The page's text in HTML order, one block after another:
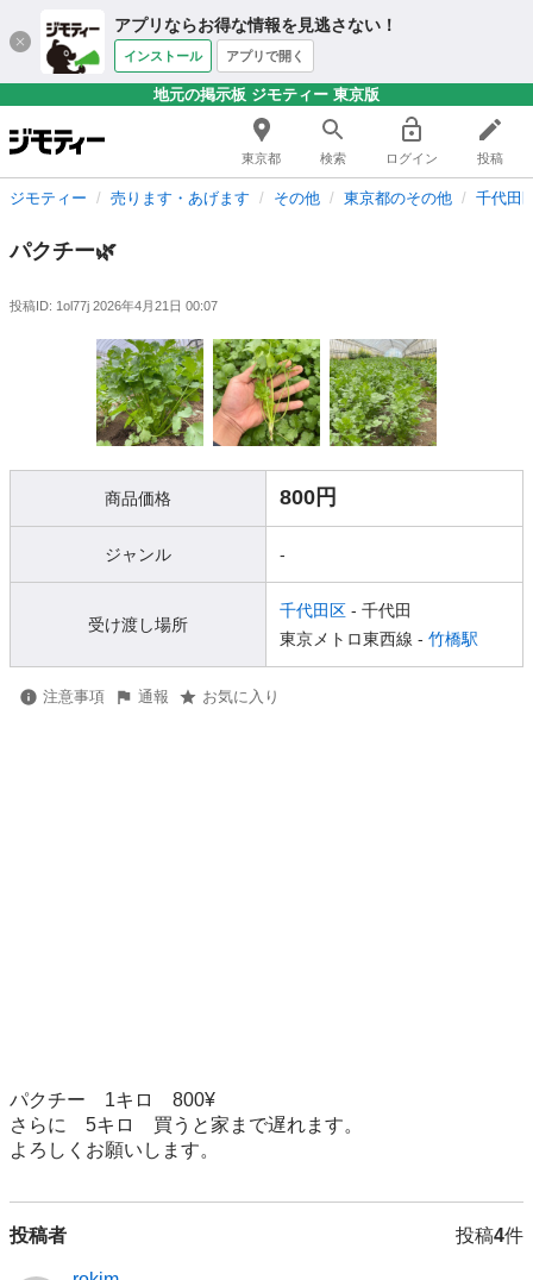
アプリならお得な情報を見逃さない！
インストール アプリで開く
地元の掲示板 ジモティー 東京版
東京都 検索 ログイン 投稿
ジモティー 売ります・あげます その他 東京都のその他 千代田
パクチー🌿
投稿ID: 1ol77j 2026年4月21日 00:07
商品価格 800円
ジャンル -
受け渡し場所
千代田区 - 千代田
東京メトロ東西線 - 竹橋駅
注意事項 通報 お気に入り
パクチー　1キロ　800¥
さらに　5キロ　買うと家まで遅れます。
よろしくお願いします。
投稿者 投稿4件